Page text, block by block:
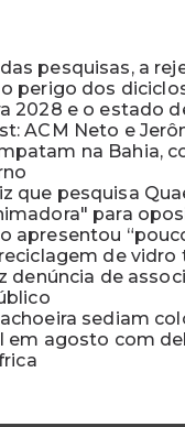
pesquisas, a
perigo dos
2028 e o estado
ACM Neto e
na Bahia,
que pesquisa
para
apresentou
de vidro
denúncia de
sediam
em agosto com